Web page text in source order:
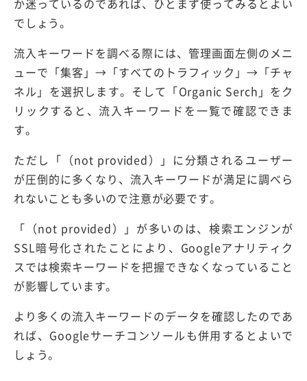
か迷っているのであれば、ひとまず使ってみるとよい
でしょう。
流入キーワードを調べる際には、管理画面左側のメニ
ューで「集客」→「すべてのトラフィック」→「チャ
ネル」を選択します。そして「Organic Serch」をク
リックすると、流入キーワードを一覧で確認できま
す。
ただし「（not provided）」に分類されるユーザー
が圧倒的に多くなり、流入キーワードが満足に調べら
れないことも多いので注意が必要です。
「（not provided）」が多いのは、検索エンジンが
SSL暗号化されたことにより、Googleアナリティク
スでは検索キーワードを把握できなくなっていること
が影響しています。
より多くの流入キーワードのデータを確認したのであ
れば、Googleサーチコンソールも併用するとよいで
しょう。